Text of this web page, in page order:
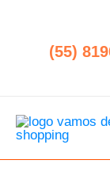
contenido
(55)